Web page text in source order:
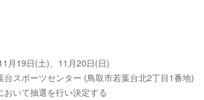
月19日(土)、11月20日(日)
台スポーツセンター (鳥取市若葉台北2丁目1番地)
おいて抽選を行い決定する